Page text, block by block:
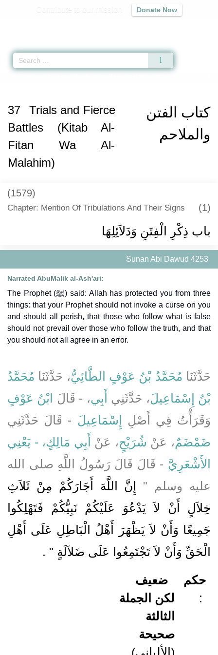
Donate Now
كتاب الفتن
والملاحم
37
Trials and Fierce
Battles (Kitab Al-
Fitan Wa Al-
Malahim)
(1579)
Chapter: Mention Of Tribulations And Their Signs (1)
باب ذِكْرِ الْفِتَنِ وَدَلاَئِلِهَا
Sunan Abi Dawud 4253
Narrated AbuMalik al-Ash'ari:
The Prophet (ﷺ) said: Allah has protected you from three
things: that your Prophet should not invoke a curse on you
and should all perish, that those who follow what is false
should not prevail over those who follow the truth, and that
you should not all agree in an error.
حَدَّثَنَا مُحَمَّدُ بْنُ عَوْفٍ الطَّائِيُّ، حَدَّثَنَا مُحَمَّدُ
بْنُ إِسْمَاعِيلَ، حَدَّثَنِي أَبِي، - قَالَ
ابْنُ عَوْفٍ
وَقَرَأْتُ فِي أَصْلِ
إِسْمَاعِيلَ - قَالَ حَدَّثَنِي
ضَمْضَمٌ، عَنْ شُرَيْحٍ، عَنْ
أَبِي مَالِكٍ، - يَعْنِي
الأَشْعَرِيَّ - قَالَ قَالَ رَسُولُ اللَّهِ صلى الله
عليه وسلم ‏"‏
إِنَّ اللَّهَ أَجَارَكُمْ مِنْ ثَلاَثِ
خِلاَلٍ أَنْ لاَ يَدْعُوَ عَلَيْكُمْ نَبِيُّكُمْ فَتَهْلِكُوا
جَمِيعًا وَأَنْ لاَ يَظْهَرَ أَهْلُ الْبَاطِلِ عَلَى أَهْلِ
الْحَقِّ وَأَنْ لاَ تَجْتَمِعُوا عَلَى ضَلاَلَةٍ ‏" ‏ ‏.‏
ضعيف
لكن الجملة
الثالثة
صحيحة
(الألباني)
حكم
: